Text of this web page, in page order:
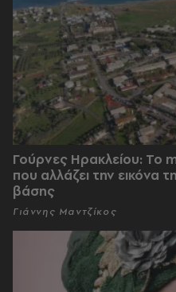
Γούρνες Ηρακλείου: To
που αλλάζει την εικόνα
βάσης
Γιάννης Μαντζίκος